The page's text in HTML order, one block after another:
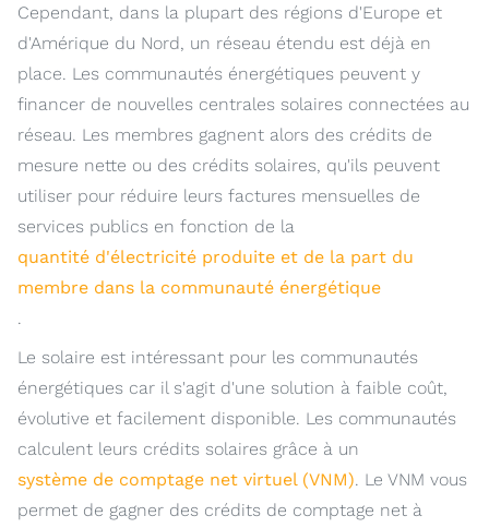
Cependant, dans la plupart des régions d'Europe et
d'Amérique du Nord, un réseau étendu est déjà en
place. Les communautés énergétiques peuvent y
financer de nouvelles centrales solaires connectées au
réseau. Les membres gagnent alors des crédits de
mesure nette ou des crédits solaires, qu'ils peuvent
utiliser pour réduire leurs factures mensuelles de
services publics en fonction de la
quantité d'électricité produite et de la part du
membre dans la communauté énergétique
.
Le solaire est intéressant pour les communautés
énergétiques car il s'agit d'une solution à faible coût,
évolutive et facilement disponible. Les communautés
calculent leurs crédits solaires grâce à un
système de comptage net virtuel (VNM). Le VNM vous
permet de gagner des crédits de comptage net à